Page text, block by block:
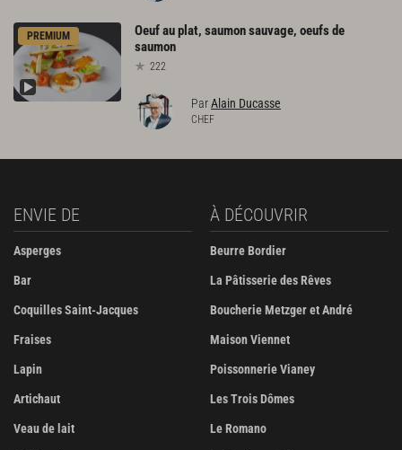
PREMIUM Oeufauplat, saumonsauvage, oeufsde
saumon
222
ParAlain Ducasse
CHEF
ENVIE DE
Asperges
Bar
Coquilles Saint-Jacques
Fraises
Lapin
Artichaut
Veau de lait
À DÉCOUVRIR
Beurre Bordier
La Pâtisserie des Rêves
Boucherie Metzger et André
Maison Viennet
Poissonnerie Vianey
Les Trois Dômes
Le Romano